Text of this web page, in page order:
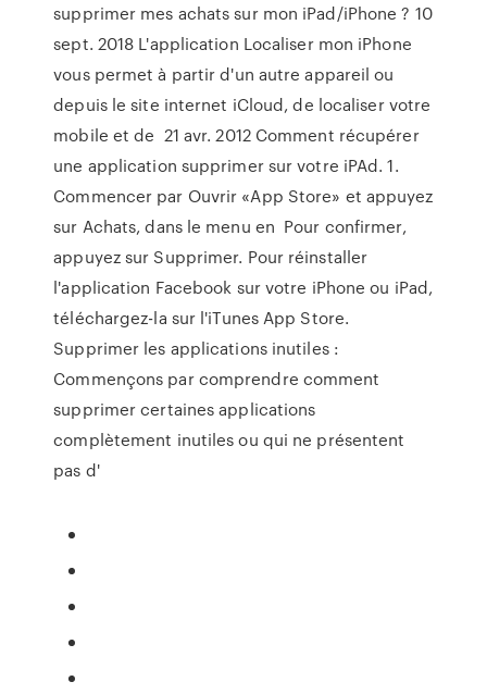
supprimer mes achats sur mon iPad/iPhone ? 10
sept. 2018 L'application Localiser mon iPhone
vous permet à partir d'un autre appareil ou
depuis le site internet iCloud, de localiser votre
mobile et de 21 avr. 2012 Comment récupérer
une application supprimer sur votre iPAd. 1.
Commencer par Ouvrir «App Store» et appuyez
sur Achats, dans le menu en Pour confirmer,
appuyez sur Supprimer. Pour réinstaller
l'application Facebook sur votre iPhone ou iPad,
téléchargez-la sur l'iTunes App Store.
Supprimer les applications inutiles :
Commençons par comprendre comment
supprimer certaines applications
complètement inutiles ou qui ne présentent
pas d'